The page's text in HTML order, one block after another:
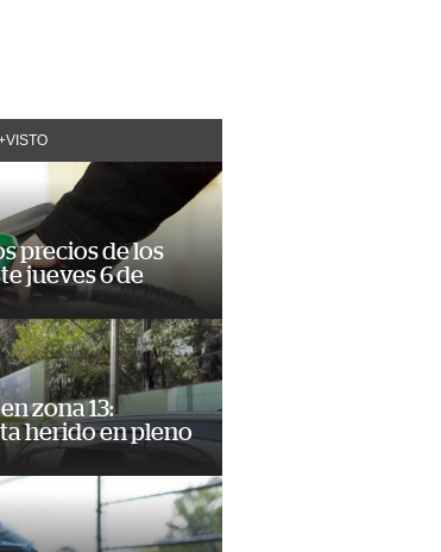
precios de los
jueves 6 de
zona 13:
herido en pleno